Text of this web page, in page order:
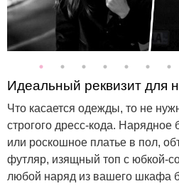
Идеальный реквизит для
Что касается одежды, то не
строгого дресс-кода.
или роскошное платье в пол,
футляр, изящный топ с юбкой-
любой наряд из вашего шкафа